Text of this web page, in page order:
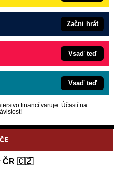
Začni hrát
Vsaď teď
Vsaď teď
financí varuje: Účastí na
ČR 🇨🇿